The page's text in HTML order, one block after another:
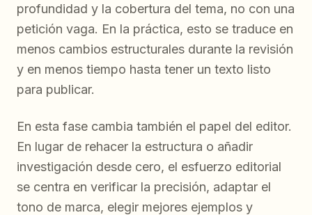
profundidad y la cobertura del tema, no con una
petición vaga. En la práctica, esto se traduce en
menos cambios estructurales durante la revisión
y en menos tiempo hasta tener un texto listo
para publicar.
En esta fase cambia también el papel del editor.
En lugar de rehacer la estructura o añadir
investigación desde cero, el esfuerzo editorial
se centra en verificar la precisión, adaptar el
tono de marca, elegir mejores ejemplos y